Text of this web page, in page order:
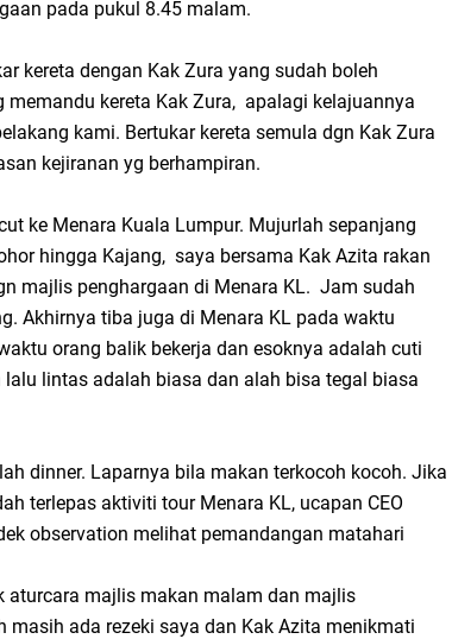
pada pukul 8.45 malam.
kereta dengan Kak Zura yang sudah boleh
kereta Kak Zura, apalagi kelajuannya
kami. Bertukar kereta semula dgn Kak Zura
kejiranan yg berhampiran.
ke Menara Kuala Lumpur. Mujurlah sepanjang
hingga Kajang, saya bersama Kak Azita rakan
majlis penghargaan di Menara KL. Jam sudah
Akhirnya tiba juga di Menara KL pada waktu
orang balik bekerja dan esoknya adalah cuti
lalu lintas adalah biasa dan alah bisa tegal biasa
dinner. Laparnya bila makan terkocoh kocoh. Jika
terlepas aktiviti tour Menara KL, ucapan CEO
observation melihat pemandangan matahari
aturcara majlis makan malam dan majlis
masih ada rezeki saya dan Kak Azita menikmati